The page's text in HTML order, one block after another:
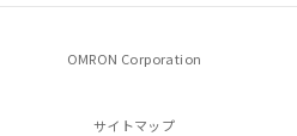
OMRON Corporation
サイトマップ